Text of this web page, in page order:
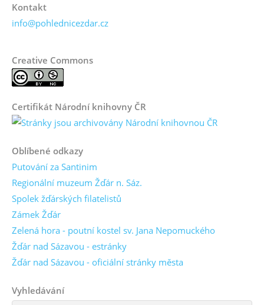
Kontakt
info@pohlednicezdar.cz
Creative Commons
Certifikát Národní knihovny ČR
Oblíbené odkazy
Putování za Santinim
Regionální muzeum Žďár n. Sáz.
Spolek žďárských filatelistů
Zámek Žďár
Zelená hora - poutní kostel sv. Jana Nepomuckého
Žďár nad Sázavou - estránky
Žďár nad Sázavou - oficiální stránky města
Vyhledávání